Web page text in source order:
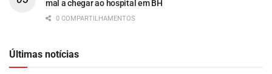
mal a chegar ao hospital em BH
0 COMPARTILHAMENTOS
Últimas notícias